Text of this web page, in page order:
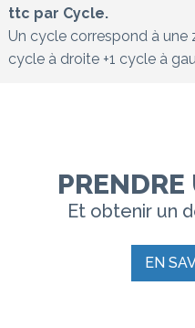
ttc par Cycle.
Un cycle correspond à une
cycle à droite +1 cycle à
PRENDRE
Et obtenir un
EN